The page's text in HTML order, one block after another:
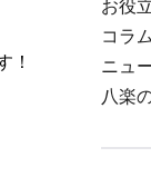
！
お役
コラム
ニュ
八楽